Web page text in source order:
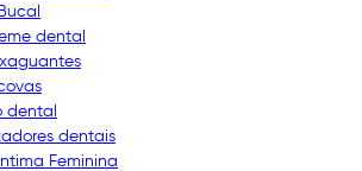
dental
dental
dentais
Feminina